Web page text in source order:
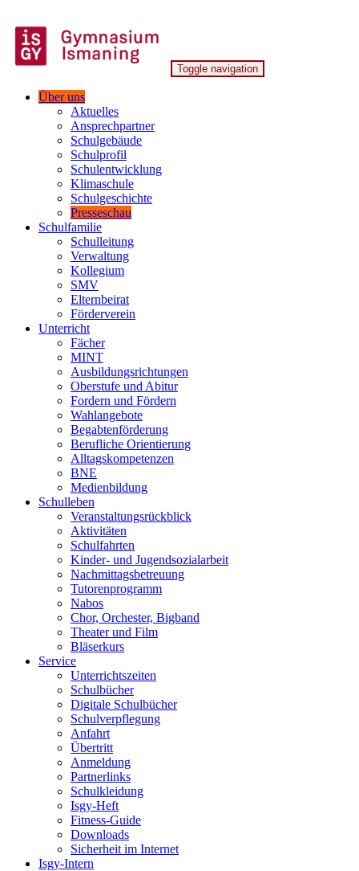
to
content
Gymnasium Ismaning
Toggle navigation
Über uns
Aktuelles
Ansprechpartner
Schulgebäude
Schulprofil
Schulentwicklung
Klimaschule
Schulgeschichte
Presseschau
Schulfamilie
Schulleitung
Verwaltung
Kollegium
SMV
Elternbeirat
Förderverein
Unterricht
Fächer
MINT
Ausbildungsrichtungen
Oberstufe und Abitur
Fordern und Fördern
Wahlangebote
Begabtenförderung
Berufliche Orientierung
Alltagskompetenzen
BNE
Medienbildung
Schulleben
Veranstaltungsrückblick
Aktivitäten
Schulfahrten
Kinder- und Jugendsozialarbeit
Nachmittagsbetreuung
Tutorenprogramm
Nabos
Chor, Orchester, Bigband
Theater und Film
Bläserkurs
Service
Unterrichtszeiten
Schulbücher
Digitale Schulbücher
Schulverpflegung
Anfahrt
Übertritt
Anmeldung
Partnerlinks
Schulkleidung
Isgy-Heft
Fitness-Guide
Downloads
Sicherheit im Internet
Isgy-Intern